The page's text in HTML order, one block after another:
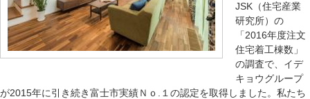
JSK（住宅産業
研究所）の
「2016年度注文
住宅着工棟数」
の調査で、イデ
キョウグループ
が2015年に引き続き富士市実績Ｎｏ.１の認定を取得しました。私たち